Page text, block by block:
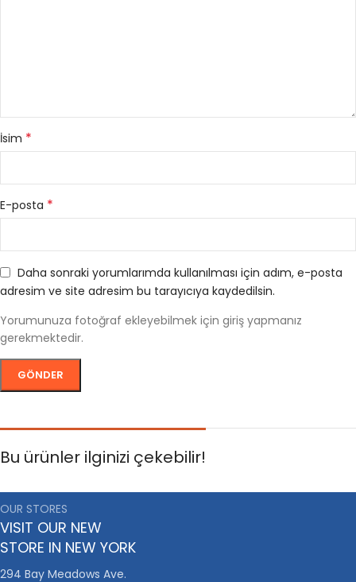
İsim *
E-posta *
Daha sonraki yorumlarımda kullanılması için adım, e-posta
adresim ve site adresim bu tarayıcıya kaydedilsin.
Yorumunuza fotoğraf ekleyebilmek için giriş yapmanız
gerekmektedir.
Bu ürünler ilginizi çekebilir!
OUR STORES
VISIT OUR NEW
STORE IN NEW YORK
294 Bay Meadows Ave.